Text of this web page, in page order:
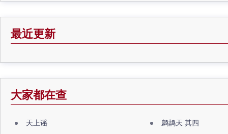
最近更新
大家都在查
天上谣 鹧鸪天 其四